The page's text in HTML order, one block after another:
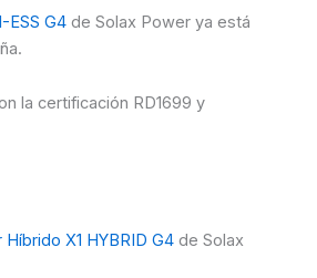
ESS G4 de Solax Power ya está
la certificación RD1699 y
Híbrido X1 HYBRID G4 de Solax